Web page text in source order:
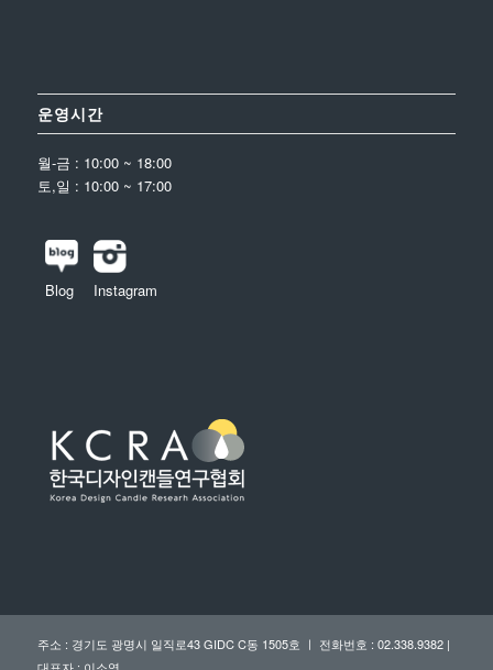
운영시간
월-금 : 10:00 ~ 18:00
토,일 : 10:00 ~ 17:00
Blog Instagram
주소 : 경기도 광명시 일직로43 GIDC C동 1505호 ㅣ 전화번호 : 02.338.9382 |